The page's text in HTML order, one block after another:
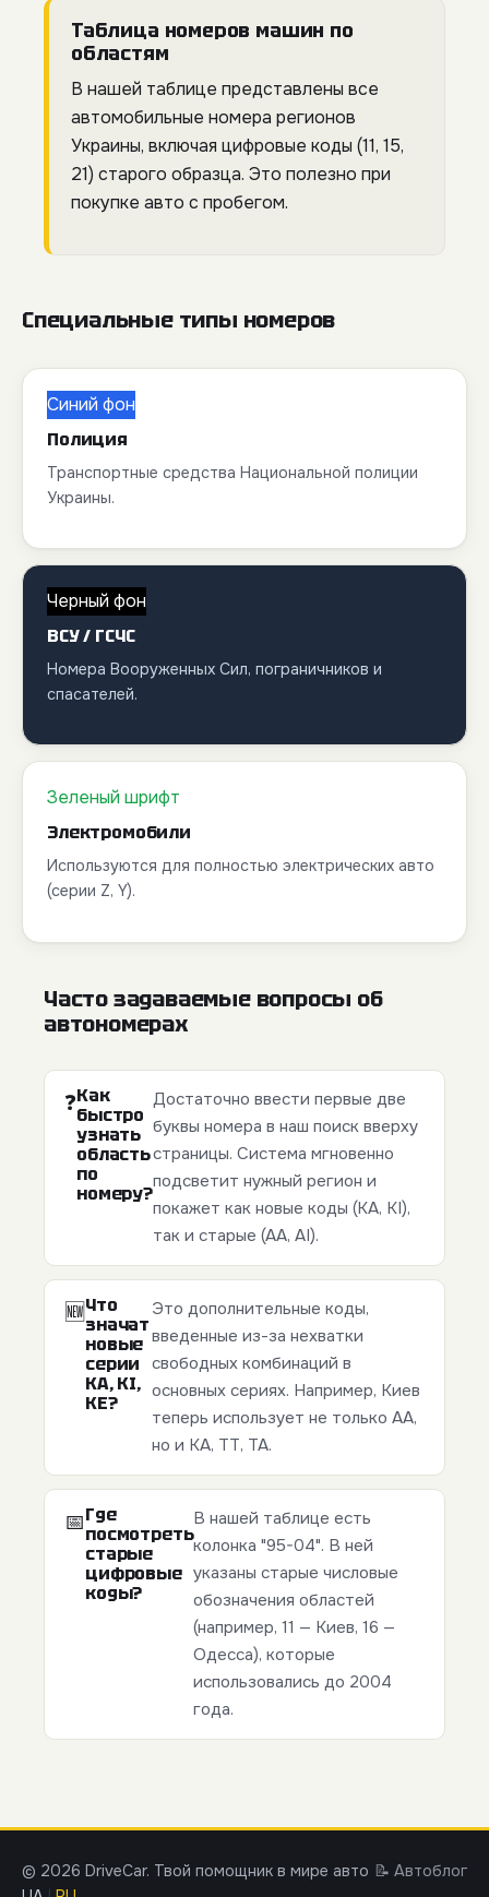
Таблица номеров машин по
областям
В нашей таблице представлены все
автомобильные номера регионов
Украины, включая цифровые коды (11, 15,
21) старого образца. Это полезно при
покупке авто с пробегом.
Специальные типы номеров
Синий фон
Полиция
Транспортные средства Национальной полиции
Украины.
Черный фон
ВСУ / ГСЧС
Номера Вооруженных Сил, пограничников и
спасателей.
Зеленый шрифт
Электромобили
Используются для полностью электрических авто
(серии Z, Y).
Часто задаваемые вопросы об
автономерах
❓Как
быстро
узнать
область
по
номеру?
Достаточно ввести первые две
буквы номера в наш поиск вверху
страницы. Система мгновенно
подсветит нужный регион и
покажет как новые коды (KA, KI),
так и старые (AA, AI).
🆕Что
значат
новые
серии
КА, КI,
КЕ?
Это дополнительные коды,
введенные из-за нехватки
свободных комбинаций в
основных сериях. Например, Киев
теперь использует не только АА,
но и КА, ТТ, ТА.
📅Где
посмотреть
старые
цифровые
коды?
В нашей таблице есть
колонка "95-04". В ней
указаны старые числовые
обозначения областей
(например, 11 — Киев, 16 —
Одесса), которые
использовались до 2004
года.
© 2026 DriveCar. Твой помощник в мире авто 📝 Автоблог